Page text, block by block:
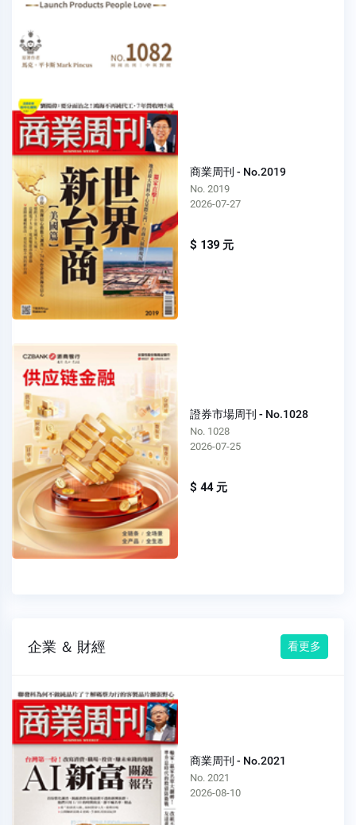
商業周刊 - No.2019
No. 2019
2026-07-27
$ 139 元
證券市場周刊 - No.1028
No. 1028
2026-07-25
$ 44 元
企業 ＆ 財經 看更多
商業周刊 - No.2021
No. 2021
2026-08-10